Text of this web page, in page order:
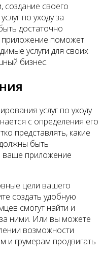
создание своего
по уходу за
достаточно
поможет
услуги для своих
бизнес.
услуг по уходу
с определения его
представлять, какие
быть
ваше приложение
цели вашего
создать удобную
смогут найти и
ними. Или вы можете
возможности
и грумерам продвигать